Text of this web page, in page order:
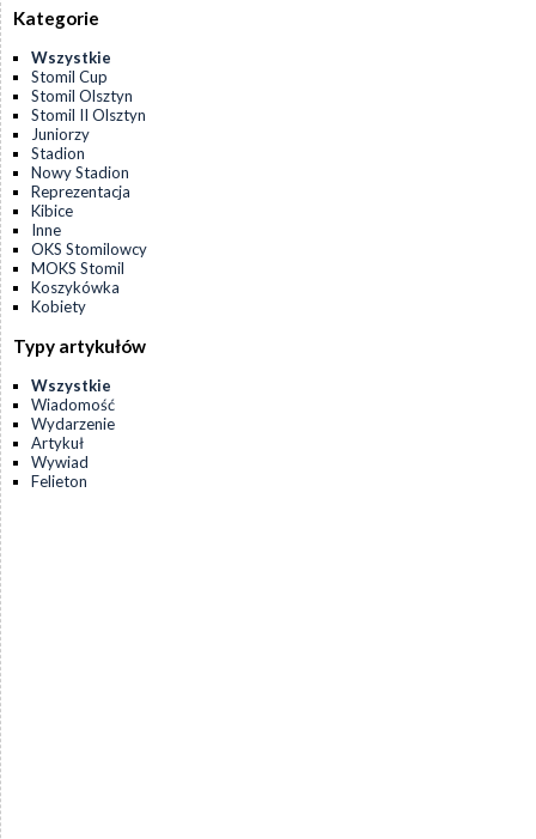
Kategorie
Wszystkie
Stomil Cup
Stomil Olsztyn
Stomil II Olsztyn
Juniorzy
Stadion
Nowy Stadion
Reprezentacja
Kibice
Inne
OKS Stomilowcy
MOKS Stomil
Koszykówka
Kobiety
Typy artykułów
Wszystkie
Wiadomość
Wydarzenie
Artykuł
Wywiad
Felieton